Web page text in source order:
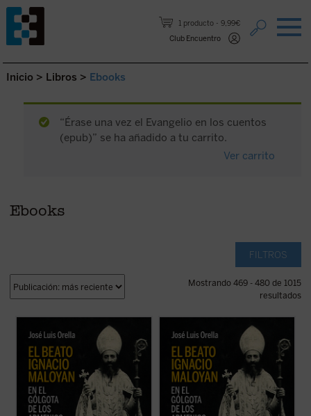
1 producto
9,99€
Club Encuentro
Saltar al contenido.
Inicio > Libros > Ebooks
“Érase una vez el Evangelio en los cuentos
(epub)” se ha añadido a tu carrito.
Ver carrito
Ebooks
FILTROS
Mostrando 469 - 480 de 1015
resultados
El beato Ignacio Maloyan, arzobispo de
Mardin (Turquía), martirizado en 1915, es
uno de los seis obispos armenios católicos
que fueron víctimas del genocidio armenio
en las primeras décadas del siglo XX. Este
libro descubre aquella hermosa y ...
(ver
ficha)
El beato Ignacio Maloyan, arzobispo de
Mardin (Turquía), martirizado en 1915, es
uno de los seis obispos armenios católicos
que fueron víctimas del genocidio armenio
en las primeras décadas del siglo XX. Este
libro descubre aquella hermosa y ...
(ver
ficha)